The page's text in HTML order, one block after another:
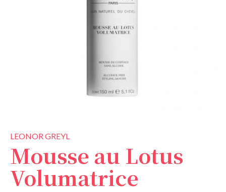
LEONOR GREYL
Mousse au Lotus
Volumatrice